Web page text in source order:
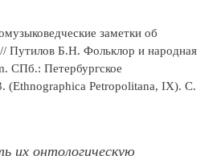
заметки об
// Путилов Б.Н. Фольклор и народная
СПб.: Петербургское
(Ethnographica Petropolitana, IX). С.
их онтологическую